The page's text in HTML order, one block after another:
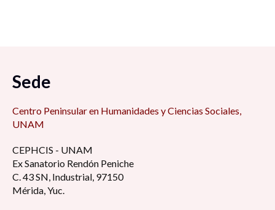
Sede
Centro Peninsular en Humanidades y Ciencias Sociales,
UNAM
CEPHCIS - UNAM
Ex Sanatorio Rendón Peniche
C. 43 SN, Industrial, 97150
Mérida, Yuc.